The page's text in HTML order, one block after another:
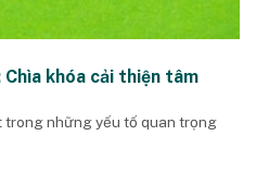
khóa cải thiện tâm
trong những yếu tố quan trọng